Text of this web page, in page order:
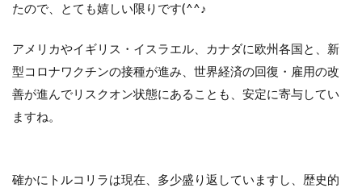
たので、とても嬉しい限りです(^^♪
アメリカやイギリス・イスラエル、カナダに欧州各国と、新
型コロナワクチンの接種が進み、世界経済の回復・雇用の改
善が進んでリスクオン状態にあることも、安定に寄与してい
ますね。
確かにトルコリラは現在、多少盛り返していますし、歴史的